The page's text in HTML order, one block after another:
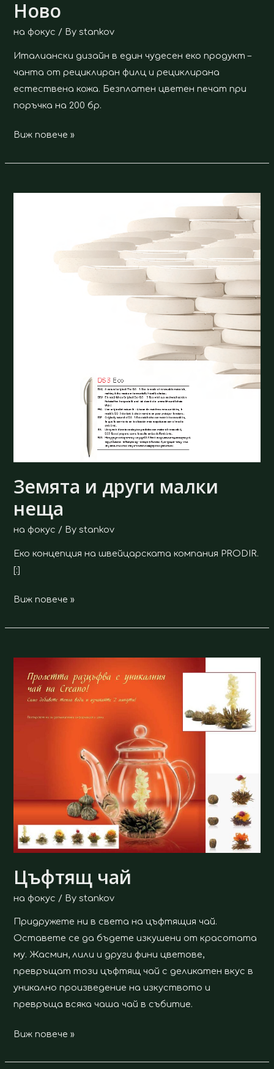
Ново
на фокус / Bystankov
Италиански дизайн в един чудесен еко продукт –
чанта от рециклиран филц и рециклирана
естествена кожа. Безплатен цветен печат при
поръчка на 200 бр.
Ново
Виж повече »
Земята и други малки
неща
на фокус / Bystankov
Еко концепция на швейцарската компания PRODIR.
[:]
Виж повече »
Цъфтящ чай
на фокус / Bystankov
Придружете ни в света на цъфтящия чай.
Оставете се да бъдете изкушени от красотата
му. Жасмин, лили и други фини цветове,
превръщат този цъфтящ чай с деликатен вкус в
уникално произведение на изкуството и
превръща всяка чаша чай в събитие.
чай
Виж повече »